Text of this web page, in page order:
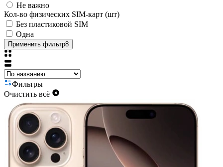
Не важно
Кол-во физических SIM-карт (шт)
Без пластиковой SIM
Одна
Применить фильтр8
Фильтры
Очистить всё